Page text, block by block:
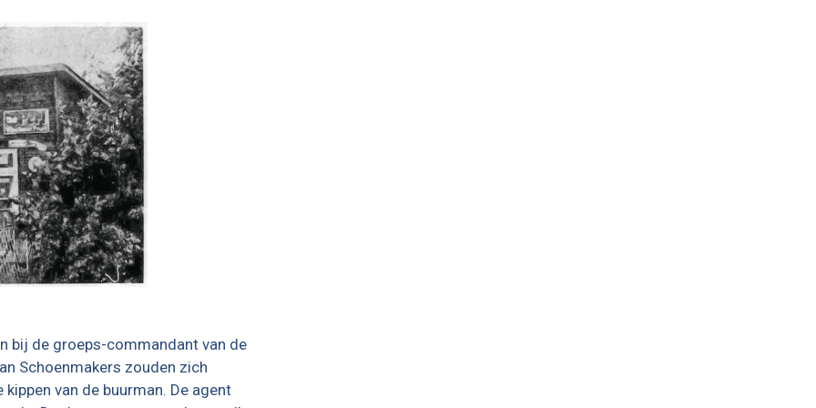
bij de groeps-commandant van de
Schoenmakers zouden zich
van de buurman. De agent